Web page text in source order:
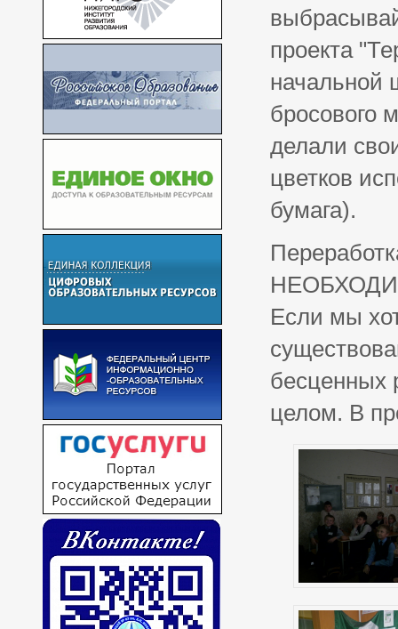
проекта
начальной
бросового
делали
цветков
бумага).
Если мы
бесценных
целом. В